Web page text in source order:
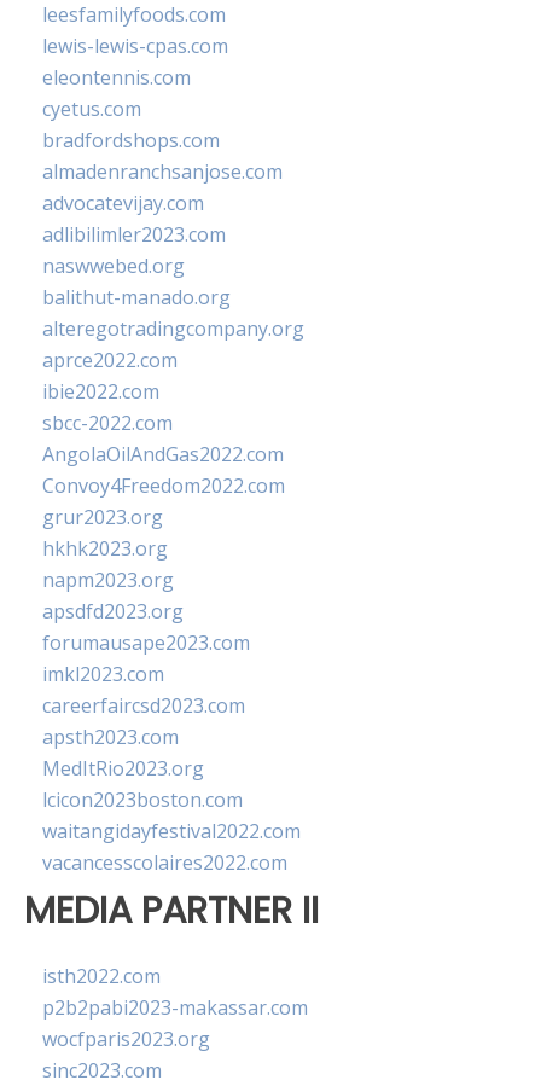
leesfamilyfoods.com
lewis-lewis-cpas.com
eleontennis.com
cyetus.com
bradfordshops.com
almadenranchsanjose.com
advocatevijay.com
adlibilimler2023.com
naswwebed.org
balithut-manado.org
alteregotradingcompany.org
aprce2022.com
ibie2022.com
sbcc-2022.com
AngolaOilAndGas2022.com
Convoy4Freedom2022.com
grur2023.org
hkhk2023.org
napm2023.org
apsdfd2023.org
forumausape2023.com
imkl2023.com
careerfaircsd2023.com
apsth2023.com
MedItRio2023.org
lcicon2023boston.com
waitangidayfestival2022.com
vacancesscolaires2022.com
MEDIA PARTNER II
isth2022.com
p2b2pabi2023-makassar.com
wocfparis2023.org
sinc2023.com